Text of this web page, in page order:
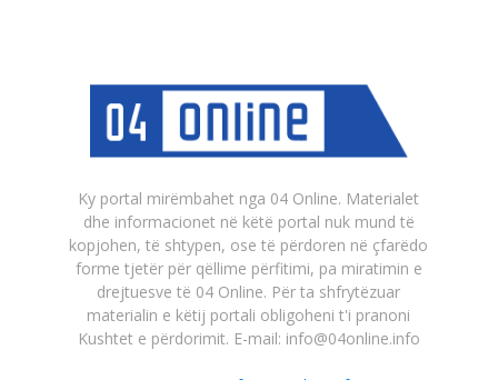
Ky portal mirëmbahet nga 04 Online. Materialet
dhe informacionet në këtë portal nuk mund të
kopjohen, të shtypen, ose të përdoren në çfarëdo
forme tjetër për qëllime përfitimi, pa miratimin e
drejtuesve të 04 Online. Për ta shfrytëzuar
materialin e këtij portali obligoheni t'i pranoni
Kushtet e përdorimit. E-mail: info@04online.info